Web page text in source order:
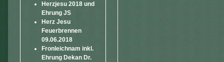
Herzjesu 2018 und
Ehrung JS
Herz Jesu
Feuerbrennen
09.06.2018
Fronleichnam inkl.
Ehrung Dekan Dr.